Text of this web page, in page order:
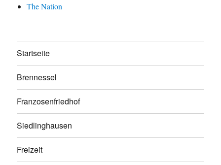
The Nation
Startseite
Brennessel
Franzosenfriedhof
Siedlinghausen
Freizeit